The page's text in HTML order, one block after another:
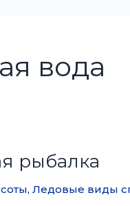
вода
рыбалка
, Ледовые виды